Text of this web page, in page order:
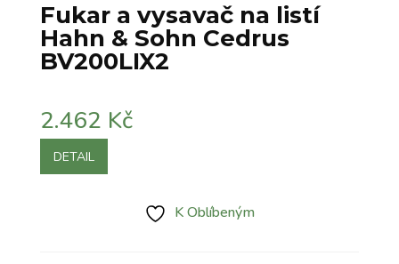
Fukar a vysavač na listí
Hahn & Sohn Cedrus
BV200LIX2
2.462 Kč
DETAIL
K Oblíbeným